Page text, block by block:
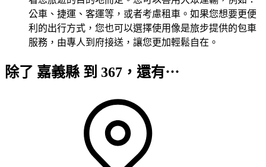
公車、捷運、客運等，或者考慮租車。如果您想要更便
利的出行方式，您也可以選擇使用像是旅步提供的包車
服務，由專人到府接送，讓您更加輕鬆自在。
除了 嘉義縣 到 367，還有⋯